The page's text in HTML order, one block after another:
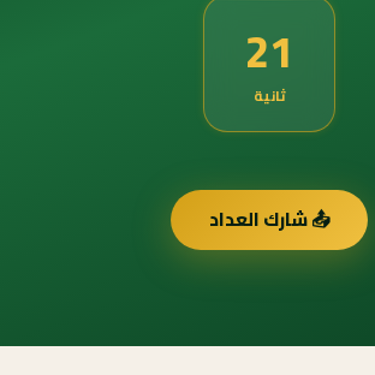
20
ثانية
📤 شارك العداد